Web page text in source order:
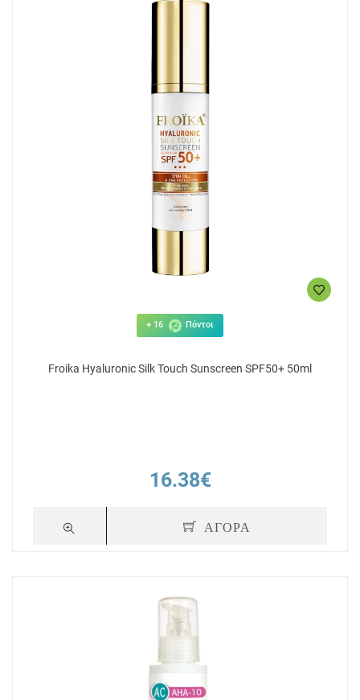
+ 16 Πόντοι
Froika Hyaluronic Silk Touch Sunscreen SPF50+ 50ml
16.38€
ΑΓΟΡΑ